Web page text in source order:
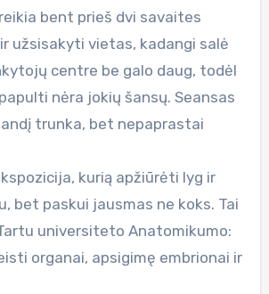
bent prieš dvi savaites
užsisakyti vietas, kadangi salė
centre be galo daug, todėl
nėra jokių šansų. Seansas
trunka, bet nepaprastai
kurią apžiūrėti lyg ir
bet paskui jausmas ne koks. Tai
universiteto Anatomikumo:
organai, apsigimę embrionai ir